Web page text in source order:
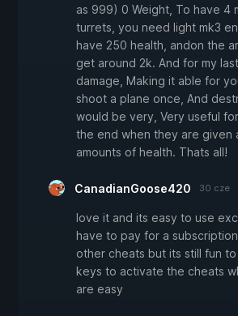
as 999) 0 Weight, To have 4
turrets, you need light mk3
have 250 health, andon the
get around 2k. And for my
damage, Making it able for
shoot a plane once, And
would be very, Very useful
the end when they are given
amounts of health. Thats all!
CanadianGoose420 30 cze
love it and its easy to use
have to pay for a
other cheats but its still fun
keys to activate the cheats
are easy